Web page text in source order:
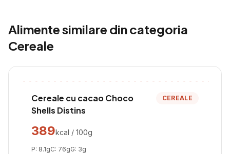
Alimente similare din categoria
Cereale
Cereale cu cacao Choco
Shells Distins
CEREALE
389kcal / 100g
P: 8.1gC: 76gG: 3g